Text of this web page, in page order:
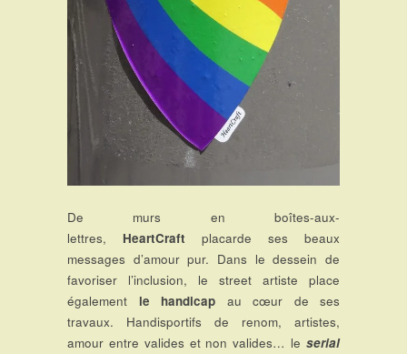
De murs en boîtes-aux-
lettres, HeartCraft placarde ses beaux
messages d’amour pur. Dans le dessein de
favoriser l’inclusion, le street artiste place
également le handicap au cœur de ses
travaux. Handisportifs de renom, artistes,
amour entre valides et non valides… le serial